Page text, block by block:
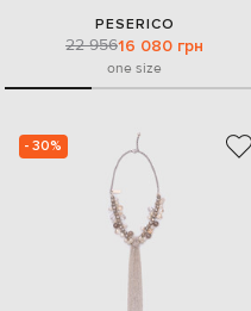
PESERICO
22 95616 080 грн
one size
- 30%